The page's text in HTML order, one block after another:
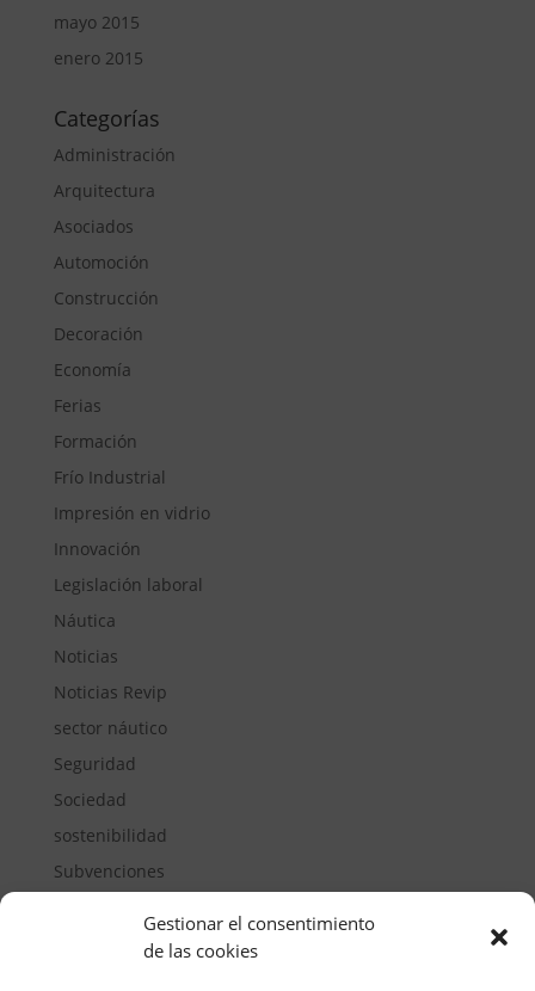
Gestionar el consentimiento
de las cookies
mayo 2015
enero 2015
Categorías
Administración
Arquitectura
Asociados
Automoción
Construcción
Decoración
Economía
Ferias
Formación
Frío Industrial
Impresión en vidrio
Innovación
Legislación laboral
Náutica
Noticias
Noticias Revip
sector náutico
Seguridad
Sociedad
sostenibilidad
Subvenciones